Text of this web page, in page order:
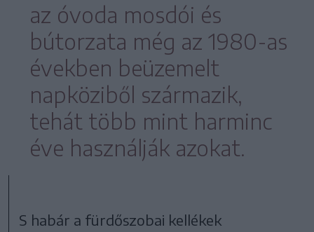
az óvoda mosdói és
bútorzata még az 1980-as
években beüzemelt
napköziből származik,
tehát több mint harminc
éve használják azokat.
S habár a fürdőszobai kellékek